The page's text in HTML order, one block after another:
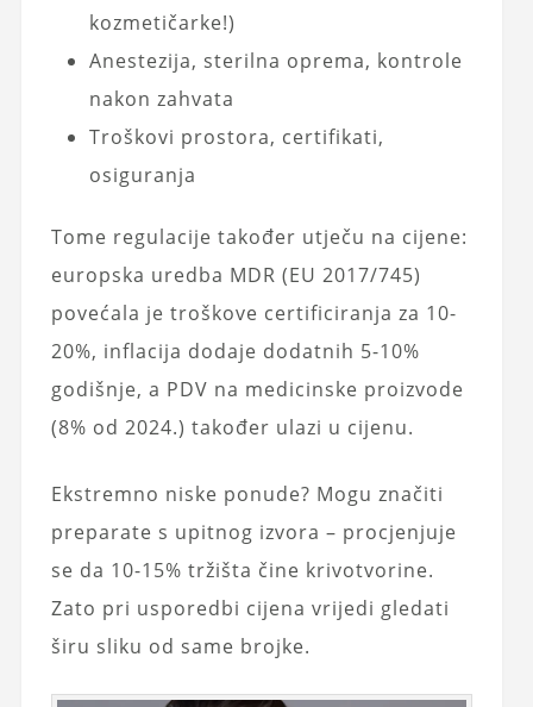
kozmetičarke!)
Anestezija, sterilna oprema, kontrole
nakon zahvata
Troškovi prostora, certifikati,
osiguranja
Tome regulacije također utječu na cijene:
europska uredba MDR (EU 2017/745)
povećala je troškove certificiranja za 10-
20%, inflacija dodaje dodatnih 5-10%
godišnje, a PDV na medicinske proizvode
(8% od 2024.) također ulazi u cijenu.
Ekstremno niske ponude? Mogu značiti
preparate s upitnog izvora – procjenjuje
se da 10-15% tržišta čine krivotvorine.
Zato pri usporedbi cijena vrijedi gledati
širu sliku od same brojke.